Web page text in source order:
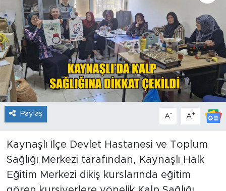
Paylaş A- A+
Kaynaşlı İlçe Devlet Hastanesi ve Toplum
Sağlığı Merkezi tarafından, Kaynaşlı Halk
Eğitim Merkezi dikiş kurslarında eğitim